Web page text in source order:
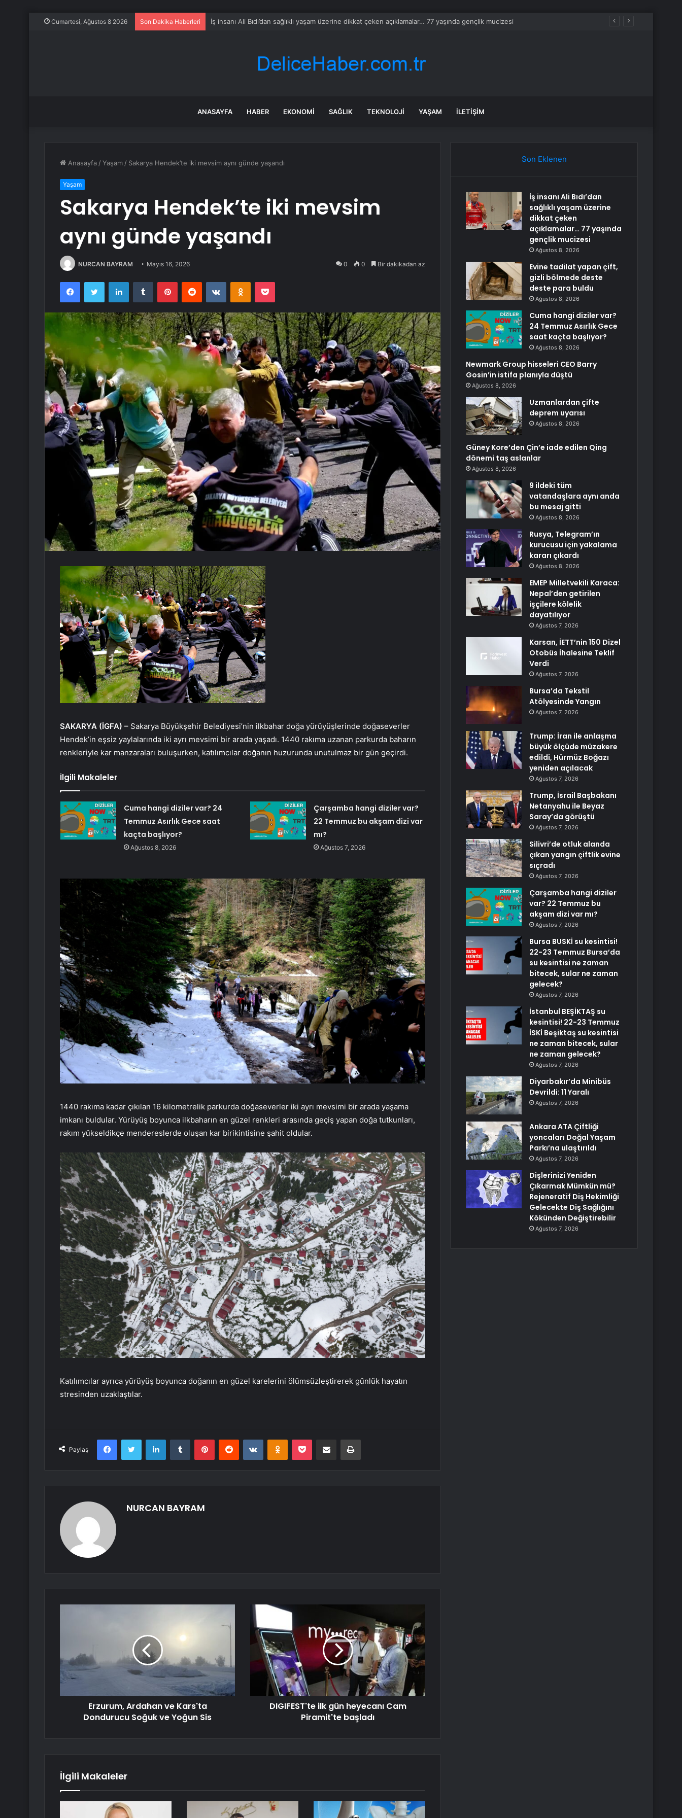
Cumartesi, Ağustos 8 2026 Son Dakika Haberleri Evine tadilat yapan çift, gizli bölmede deste deste para buldu
ANASAYFA HABER EKONOMI SAĞLIK TEKNOLOJI YAŞAM İLETIŞIM
Anasayfa /Yaşam / Sakarya Hendek’te iki mevsim aynı günde yaşandı
Yaşam
Sakarya Hendek’te iki mevsim
aynı günde yaşandı
NURCAN BAYRAM Mayıs 16, 2026 0 0 Bir dakikadan az
FacebookTwitter LinkedInTumblr PinterestReddit VKontakteOdnoklassniki
Pocket
SAKARYA (İGFA) – Sakarya Büyükşehir Belediyesi’nin ilkbahar doğa yürüyüşlerinde doğaseverler
Hendek’in eşsiz yaylalarında iki ayrı mevsimi bir arada yaşadı. 1440 rakıma uzanan parkurda baharın
renkleriyle kar manzaraları buluşurken, katılımcılar doğanın huzurunda unutulmaz bir gün geçirdi.
İlgili Makaleler
Cuma hangi diziler var? 24
Temmuz Asırlık Gece saat
kaçta başlıyor?
Ağustos 8, 2026
Çarşamba hangi diziler var?
22 Temmuz bu akşam dizi var
mı?
Ağustos 7, 2026
1440 rakıma kadar çıkılan 16 kilometrelik parkurda doğaseverler iki ayrı mevsimi bir arada yaşama
imkanı buldular. Yürüyüş boyunca ilkbaharın en güzel renkleri arasında geçiş yapan doğa tutkunları,
rakım yükseldikçe mendereslerde oluşan kar birikintisine şahit oldular.
Katılımcılar ayrıca yürüyüş boyunca doğanın en güzel karelerini ölümsüzleştirerek günlük hayatın
stresinden uzaklaştılar.
Paylaş
FacebookTwitter LinkedInTumblr PinterestReddit VKontakteOdnoklassniki
Pocket E-Posta ile paylaş Yazdır
NURCAN BAYRAM
Erzurum, Ardahan ve Kars'ta
Dondurucu Soğuk ve Yoğun Sis
DIGIFEST'te ilk gün heyecanı Cam
Piramit'te başladı
İlgili Makaleler
Son Eklenen
İş insanı Ali Bıdı’dan
sağlıklı yaşam üzerine
dikkat çeken
açıklamalar… 77 yaşında
gençlik mucizesi
Ağustos 8, 2026
Evine tadilat yapan çift,
gizli bölmede deste
deste para buldu
Ağustos 8, 2026
Cuma hangi diziler var?
24 Temmuz Asırlık Gece
saat kaçta başlıyor?
Ağustos 8, 2026
Newmark Group hisseleri CEO Barry
Gosin’in istifa planıyla düştü
Ağustos 8, 2026
Uzmanlardan çifte
deprem uyarısı
Ağustos 8, 2026
Güney Kore’den Çin’e iade edilen Qing
dönemi taş aslanlar
Ağustos 8, 2026
9 ildeki tüm
vatandaşlara aynı anda
bu mesaj gitti
Ağustos 8, 2026
Rusya, Telegram’ın
kurucusu için yakalama
kararı çıkardı
Ağustos 8, 2026
EMEP Milletvekili Karaca:
Nepal’den getirilen
işçilere kölelik
dayatılıyor
Ağustos 7, 2026
Karsan, İETT’nin 150 Dizel
Otobüs İhalesine Teklif
Verdi
Ağustos 7, 2026
Bursa’da Tekstil
Atölyesinde Yangın
Ağustos 7, 2026
Trump: İran ile anlaşma
büyük ölçüde müzakere
edildi, Hürmüz Boğazı
yeniden açılacak
Ağustos 7, 2026
Trump, İsrail Başbakanı
Netanyahu ile Beyaz
Saray’da görüştü
Ağustos 7, 2026
Silivri’de otluk alanda
çıkan yangın çiftlik evine
sıçradı
Ağustos 7, 2026
Çarşamba hangi diziler
var? 22 Temmuz bu
akşam dizi var mı?
Ağustos 7, 2026
Bursa BUSKİ su kesintisi!
22-23 Temmuz Bursa’da
su kesintisi ne zaman
bitecek, sular ne zaman
gelecek?
Ağustos 7, 2026
İstanbul BEŞİKTAŞ su
kesintisi! 22-23 Temmuz
İSKİ Beşiktaş su kesintisi
ne zaman bitecek, sular
ne zaman gelecek?
Ağustos 7, 2026
Diyarbakır’da Minibüs
Devrildi: 11 Yaralı
Ağustos 7, 2026
Ankara ATA Çiftliği
yoncaları Doğal Yaşam
Parkı’na ulaştırıldı
Ağustos 7, 2026
Dişlerinizi Yeniden
Çıkarmak Mümkün mü?
Rejeneratif Diş Hekimliği
Gelecekte Diş Sağlığını
Kökünden Değiştirebilir
Ağustos 7, 2026